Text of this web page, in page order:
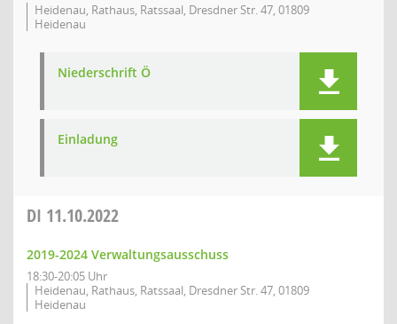
Heidenau, Rathaus, Ratssaal, Dresdner Str. 47, 01809
Heidenau
Niederschrift Ö
Einladung
DI 11.10.2022
2019-2024 Verwaltungsausschuss
18:30-20:05 Uhr
Heidenau, Rathaus, Ratssaal, Dresdner Str. 47, 01809
Heidenau